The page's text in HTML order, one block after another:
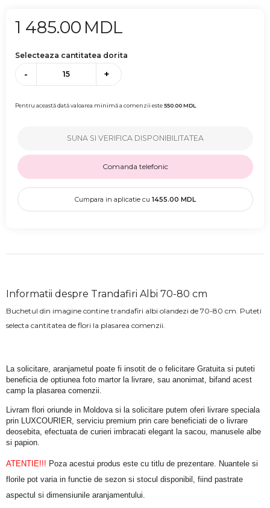
1 485.00 MDL
Selecteaza cantitatea dorita
- +
Pentru această dată valoarea minimă a comenzii este550.00MDL
SUNA SI VERIFICA DISPONIBILITATEA
Comanda telefonic
Cumpara in aplicatie cu 1455.00 MDL
Informatii despre Trandafiri Albi 70-80 cm
Buchetul din imagine contine trandafiri albi olandezi de 70-80 cm. Puteti
selecta cantitatea de flori la plasarea comenzii.
La solicitare, aranjametul poate fi insotit de o felicitare Gratuita si puteti
beneficia de optiunea foto martor la livrare, sau anonimat, bifand acest
camp la plasarea comenzii.
Livram flori oriunde in Moldova si la solicitare putem oferi livrare speciala
prin LUXCOURIER, serviciu premium prin care beneficiati de o livrare
deosebita, efectuata de curieri imbracati elegant la sacou, manusele albe
si papion.
ATENTIE!!! Poza acestui produs este cu titlu de prezentare. Nuantele si
florile pot varia in functie de sezon si stocul disponibil, fiind pastrate
aspectul si dimensiunile aranjamentului.